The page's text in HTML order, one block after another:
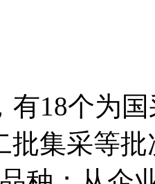
有18个为
批集采等